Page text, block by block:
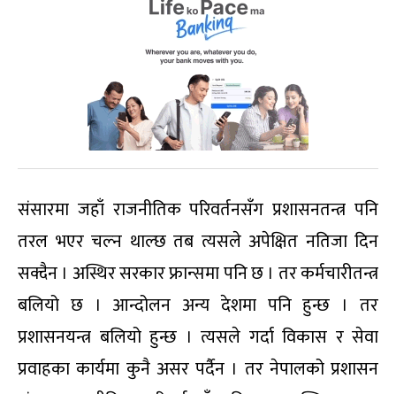
संसारमा जहाँ राजनीतिक परिवर्तनसँग प्रशासनतन्त्र पनि
तरल भएर चल्न थाल्छ तब त्यसले अपेक्षित नतिजा दिन
सक्दैन । अस्थिर सरकार फ्रान्समा पनि छ । तर कर्मचारीतन्त्र
बलियो छ । आन्दोलन अन्य देशमा पनि हुन्छ । तर
प्रशासनयन्त्र बलियो हुन्छ । त्यसले गर्दा विकास र सेवा
प्रवाहका कार्यमा कुनै असर पर्दैन । तर नेपालको प्रशासन